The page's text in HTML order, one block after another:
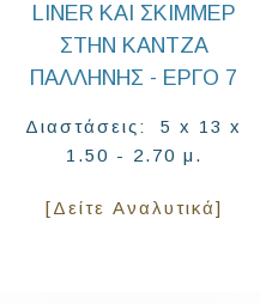
LINER ΚΑΙ ΣΚΙΜΜΕΡ
ΣΤΗΝ ΚΆΝΤΖΑ
ΠΑΛΛΉΝΗΣ - ΕΡΓΟ 7
Διαστάσεις: 5 x 13 x
1.50 - 2.70 μ.
[Δείτε Αναλυτικά]